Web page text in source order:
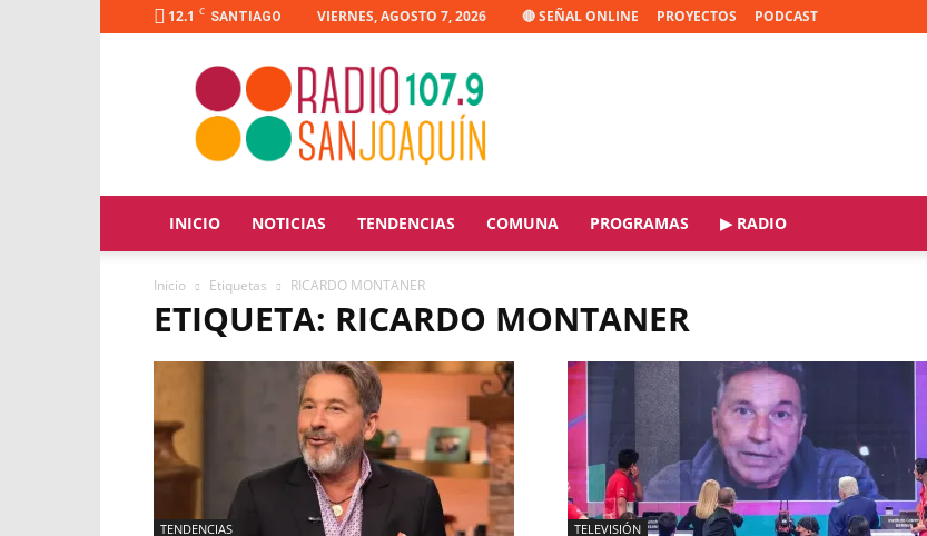
12.1 C SANTIAGO VIERNES, AGOSTO 7, 2026 🔴 SEÑAL ONLINE PROYECTOS PODCAST
Radio
Joaquín
INICIO NOTICIAS TENDENCIAS COMUNA PROGRAMAS ▶ RADIO
Inicio Etiquetas RICARDO MONTANER
ETIQUETA: RICARDO MONTANER
TENDENCIAS TELEVISIÓN